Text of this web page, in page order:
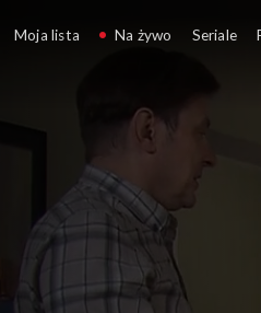
Moja lista Na żywo Seriale